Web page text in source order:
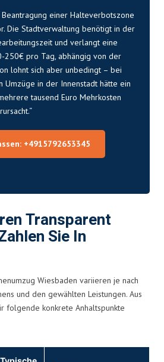
einer Halteverbotszone
Die Stadtverwaltung benötigt in der
und verlangt eine
250€ pro Tag, abhängig von der
lohnt sich aber unbedingt – bei
Umzüge in der Innenstadt hätte ein
tausend Euro Mehrkosten
+4915792653345
Transparent
Sie In
Wiesbaden variieren je nach
und den gewählten Leistungen. Aus
folgende konkrete Anhaltspunkte